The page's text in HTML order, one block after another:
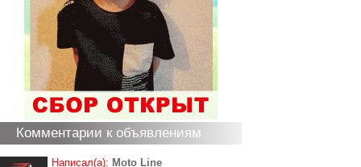
Комментарии к объявлениям
Написал(а): Moto Line